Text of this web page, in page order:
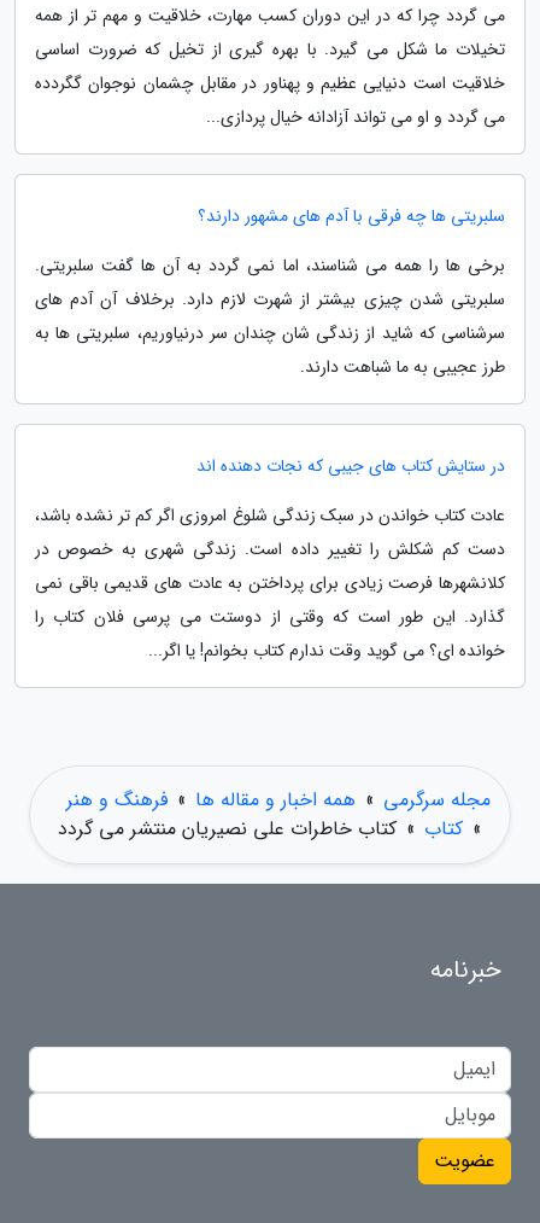
می گردد چرا که در این دوران کسب مهارت، خلاقیت و مهم تر از همه
تخیلات ما شکل می گیرد. با بهره گیری از تخیل که ضرورت اساسی
خلاقیت است دنیایی عظیم و پهناور در مقابل چشمان نوجوان گگردده
می گردد و او می تواند آزادانه خیال پردازی...
سلبریتی ها چه فرقی با آدم های مشهور دارند؟
برخی ها را همه می شناسند، اما نمی گردد به آن ها گفت سلبریتی.
سلبریتی شدن چیزی بیشتر از شهرت لازم دارد. برخلاف آن آدم های
سرشناسی که شاید از زندگی شان چندان سر درنیاوریم، سلبریتی ها به
طرز عجیبی به ما شباهت دارند.
در ستایش کتاب های جیبی که نجات دهنده اند
عادت کتاب خواندن در سبک زندگی شلوغ امروزی اگر کم تر نشده باشد،
دست کم شکلش را تغییر داده است. زندگی شهری به خصوص در
کلانشهرها فرصت زیادی برای پرداختن به عادت های قدیمی باقی نمی
گذارد. این طور است که وقتی از دوستت می پرسی فلان کتاب را
خوانده ای؟ می گوید وقت ندارم کتاب بخوانم! یا اگر...
مجله سرگرمی » همه اخبار و مقاله ها » فرهنگ و هنر
» کتاب » کتاب خاطرات علی نصیریان منتشر می گردد
خبرنامه
عضویت